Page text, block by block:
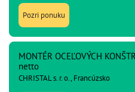
Pozri ponuku
MONTÉR OCEĽOVÝCH
netto
CHRISTAL s. r. o., Francúzsko